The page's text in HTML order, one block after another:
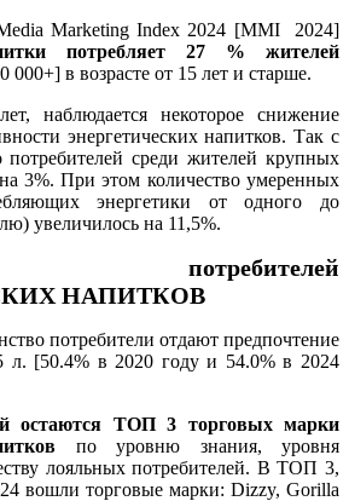
Marketing Index 2024 [MMI 2024]
потребляет 27 % жителей
000+] в возрасте от 15 лет и старше.
наблюдается некоторое снижение
энергетических напитков. Так с
потребителей среди жителей крупных
3%. При этом количество умеренных
энергетики от одного до
увеличилось на 11,5%.
потребителей
НАПИТКОВ
потребители отдают предпочтение
л. [50.4% в 2020 году и 54.0% в 2024
остаются ТОП 3 торговых марки
по уровню знания, уровня
лояльных потребителей. В ТОП 3,
вошли торговые марки: Dizzy, Gorilla